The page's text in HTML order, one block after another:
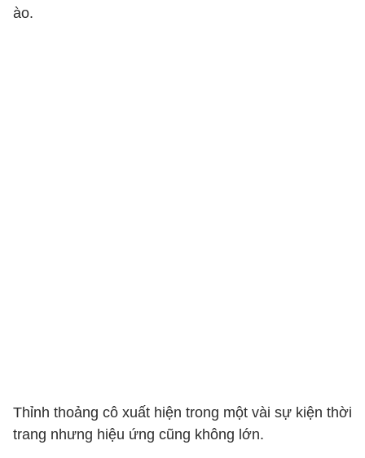
ào.
Thỉnh thoảng cô xuất hiện trong một vài sự kiện thời
trang nhưng hiệu ứng cũng không lớn.